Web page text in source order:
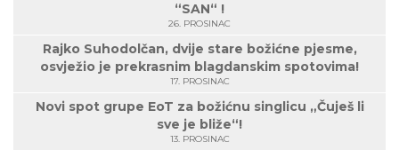
“SAN“ !
26. PROSINAC
Rajko Suhodolčan, dvije stare božićne pjesme,
osvježio je prekrasnim blagdanskim spotovima!
17. PROSINAC
Novi spot grupe EoT za božićnu singlicu „Čuješ li
sve je bliže“!
13. PROSINAC